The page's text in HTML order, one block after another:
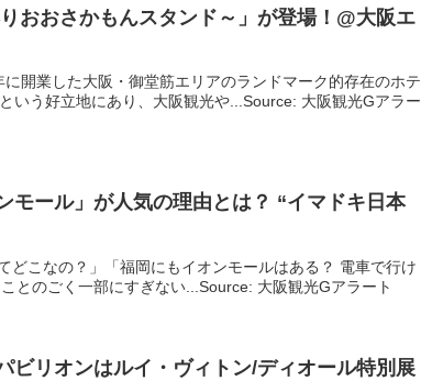
おおさかもんスタンド～」が登場！@大阪エ
開業した大阪・御堂筋エリアのランドマーク的存在のホテ
いう好立地にあり、大阪観光や...Source: 大阪観光Gアラー
モール」が人気の理由とは？ “イマドキ日本
どこなの？」「福岡にもイオンモールはある？ 電車で行け
とのごく一部にすぎない...Source: 大阪観光Gアラート
ビリオンはルイ・ヴィトン/ディオール特別展